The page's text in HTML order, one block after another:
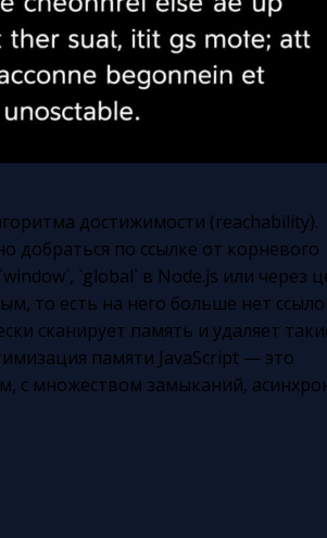
достижимости (reachability).
добраться по ссылке от корневого
`global` в Node.js или через
то есть на него больше нет
сканирует память и удаляет
памяти JavaScript — это
с множеством замыканий,